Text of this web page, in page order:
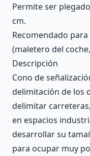
Permite ser
cm.
Recomendado
(maletero del
Descripción
Cono de
delimitación de los
delimitar
en espacios
desarrollar su
para ocupar muy